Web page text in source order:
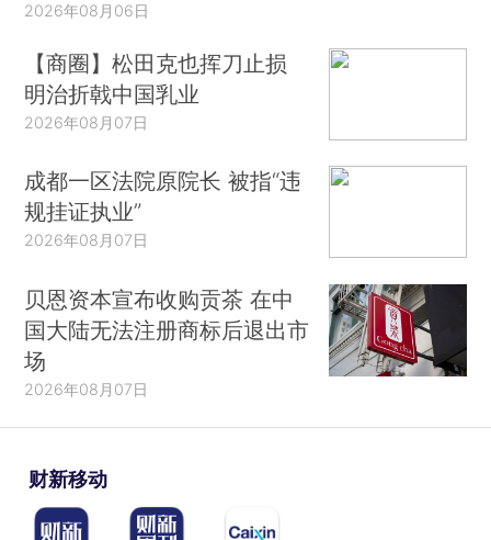
2026年08月06日
【商圈】松田克也挥刀止损
明治折戟中国乳业
2026年08月07日
成都一区法院原院长 被指“违
规挂证执业”
2026年08月07日
贝恩资本宣布收购贡茶 在中
国大陆无法注册商标后退出市
场
2026年08月07日
财新移动